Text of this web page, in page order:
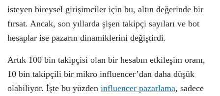
isteyen bireysel girişimciler için bu, altın değerinde bir
fırsat. Ancak, son yıllarda şişen takipçi sayıları ve bot
hesaplar ise pazarın dinamiklerini değiştirdi.
Artık 100 bin takipçisi olan bir hesabın etkileşim oranı,
10 bin takipçili bir mikro influencer’dan daha düşük
olabiliyor. İşte bu yüzden influencer pazarlama, sadece